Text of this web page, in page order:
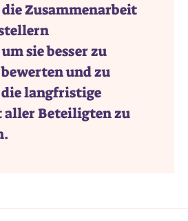
die Zusammenarbeit
sie besser zu
und zu
langfristige
Beteiligten zu